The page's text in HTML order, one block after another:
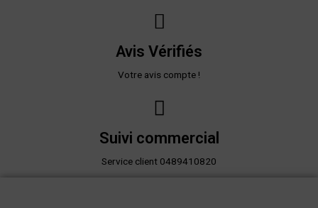
Avis Vérifiés
Votre avis compte !
Suivi commercial
Service client 0489410820